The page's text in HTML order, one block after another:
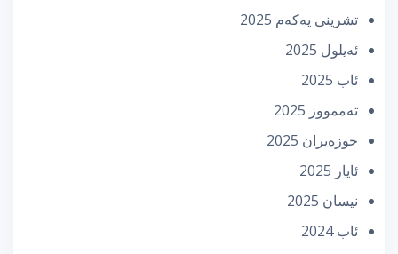
تشرینی یه‌كه‌م 2025
ئه‌یلول 2025
ئاب 2025
تەممووز 2025
حوزه‌یران 2025
ئایار 2025
نیسان 2025
ئاب 2024